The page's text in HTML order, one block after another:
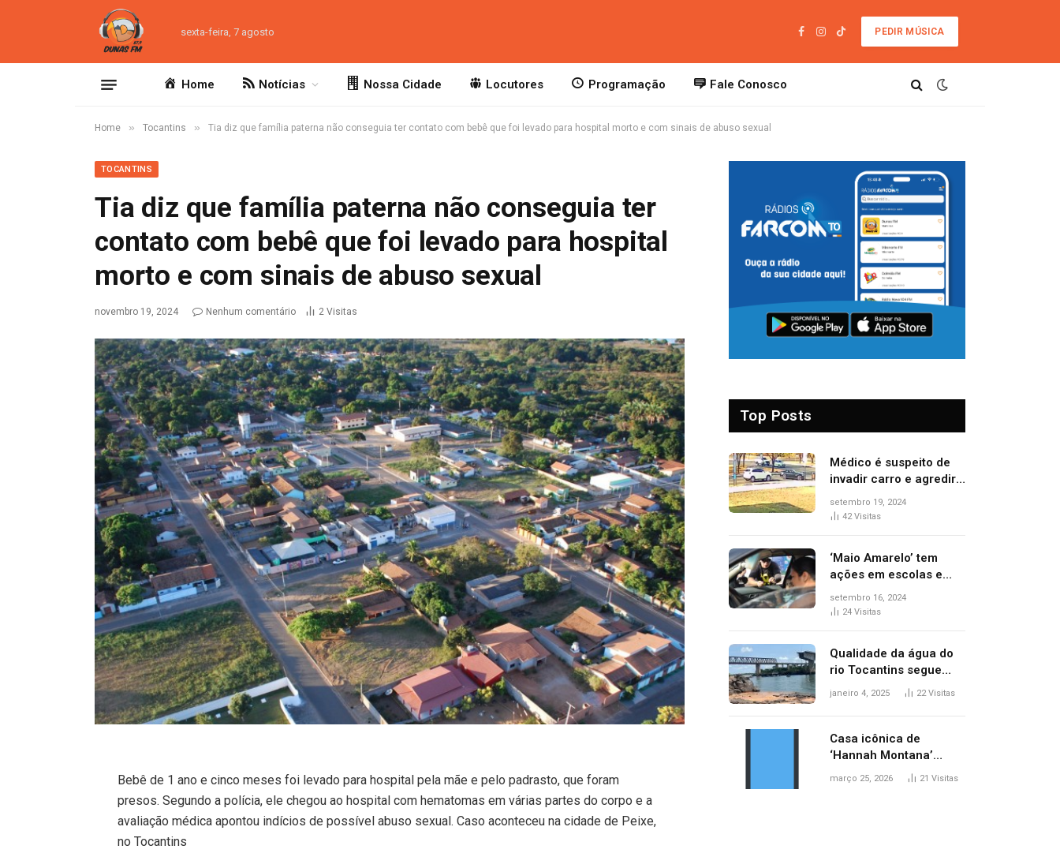
sexta-feira, 7 agosto
Facebook
Instagram
TikTok
PEDIR MÚSICA
Home Notícias Nossa Cidade Locutores Programação Fale Conosco
Home » Tocantins » Tia diz que família paterna não conseguia ter contato com bebê que foi levado para hospital morto e com sinais de abuso sexual
TOCANTINS
Tia diz que família paterna não conseguia ter
contato com bebê que foi levado para hospital
morto e com sinais de abuso sexual
novembro 19, 2024 Nenhum comentário 2 Visitas
Bebê de 1 ano e cinco meses foi levado para hospital pela mãe e pelo padrasto, que foram
presos. Segundo a polícia, ele chegou ao hospital com hematomas em várias partes do corpo e a
avaliação médica apontou indícios de possível abuso sexual. Caso aconteceu na cidade de Peixe,
no Tocantins
Top Posts
Médico é suspeito de
invadir carro e agredir
delegado aposentado
durante confusão no
setembro 19, 2024
42Visitas
‘Maio Amarelo’ tem
ações em escolas e
ruas para prevenir
acidentes no trânsito
setembro 16, 2024
24 Visitas
Qualidade da água do
rio Tocantins segue
sem indicar alterações
afirma ANA
janeiro 4, 2025 22Visitas
Casa icônica de
‘Hannah Montana’
poderá ser alugada por
março 25, 2026 21 Visitas